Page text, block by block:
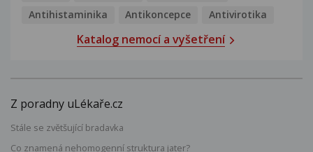
Antihistaminika
Antikoncepce Antivirotika
Katalog nemocí a vyšetření
Z poradny uLékaře.cz
Stále se zvětšující bradavka
Co znamená nehomogenní struktura jater?